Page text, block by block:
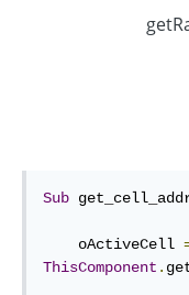
Sub
    oActiveCell
ThisComponent .